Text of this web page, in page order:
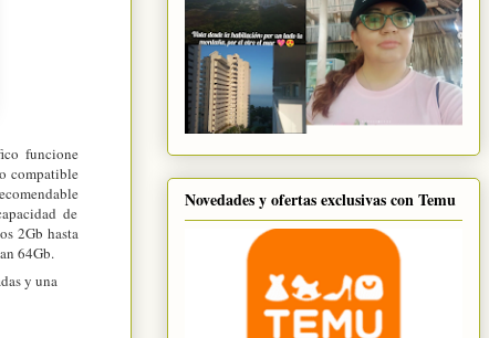
funcione
compatible
de
2Gb hasta
64Gb.
y una
Novedades y ofertas exclusivas con Temu